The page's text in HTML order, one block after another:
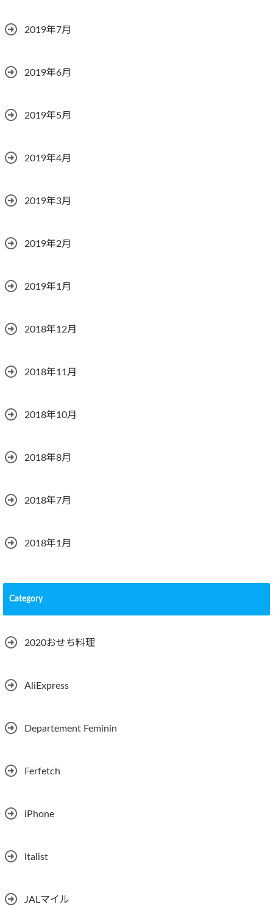
2019年7月
2019年6月
2019年5月
2019年4月
2019年3月
2019年2月
2019年1月
2018年12月
2018年11月
2018年10月
2018年8月
2018年7月
2018年1月
Category
2020おせち料理
AliExpress
Departement Feminin
Ferfetch
iPhone
Italist
JALマイル